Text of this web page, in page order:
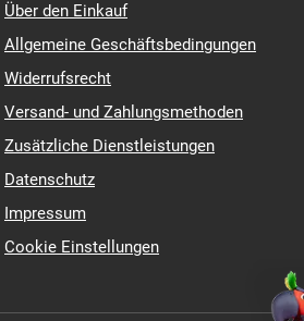
Über den Einkauf
Allgemeine Geschäftsbedingungen
Widerrufsrecht
Versand- und Zahlungsmethoden
Zusätzliche Dienstleistungen
Datenschutz
Impressum
Cookie Einstellungen